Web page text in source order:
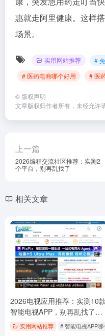
惠就走阿里健康。这样
场景。
实用网站推荐
#
# 医药电商哪个好用
# 医
© 版权声明
文章版权归作者所有，未经允许
上一篇
2026编程交流社区推荐：实测2
个平台，别再乱找了
相关文章
2026电视应用推荐：实测10款
智能电视APP，别再乱找了，
这几个最稳
实用网站推荐 # 智能电视APP哪